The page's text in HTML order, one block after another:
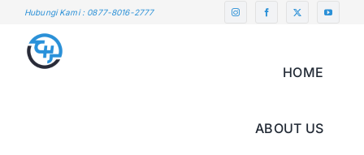
content
Hubungi Kami : 0877-8016-2777
HOME
ABOUT US